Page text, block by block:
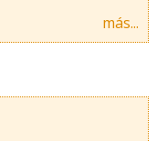
más...